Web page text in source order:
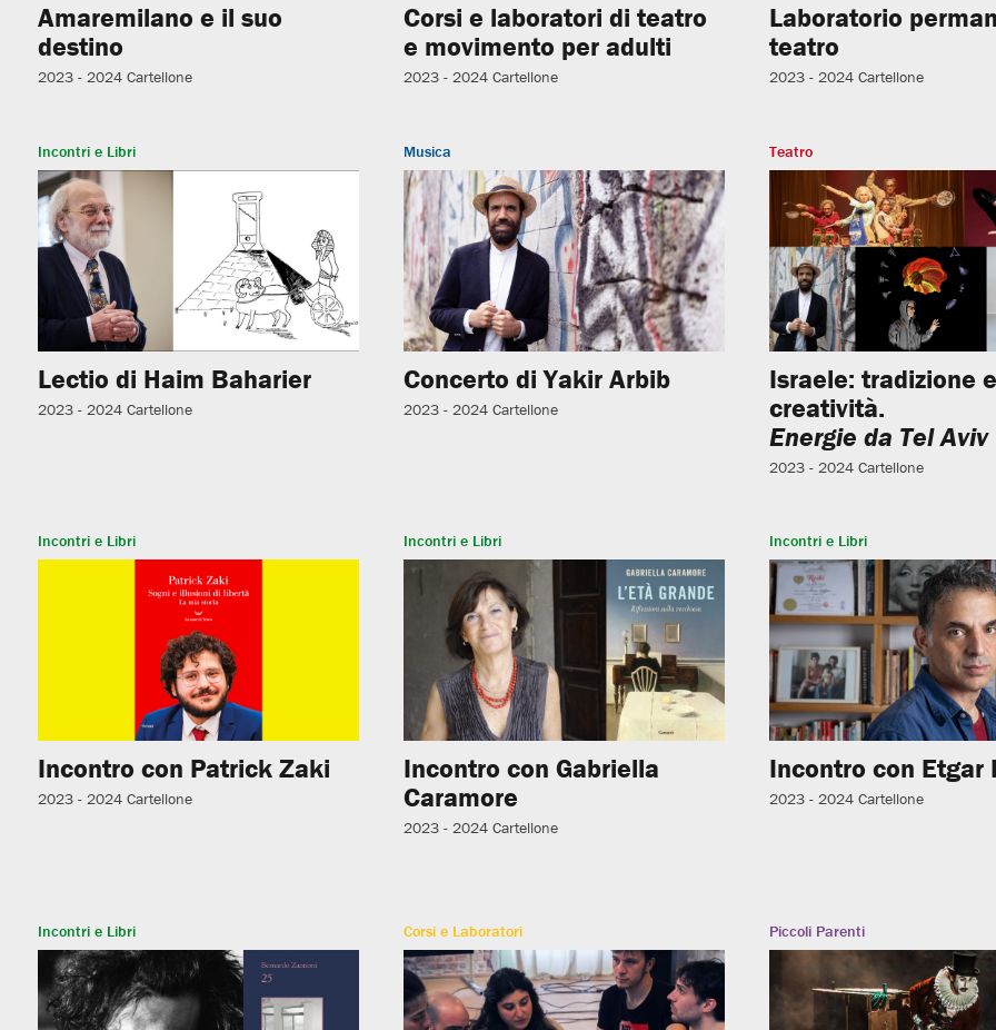
Amaremilano e il suo
destino
2023 - 2024 Cartellone
Corsi e laboratori di teatro
e movimento per adulti
2023 - 2024 Cartellone
Laboratorio
teatro
2023 - 2024 Cartellone
Incontri e Libri
Lectio di Haim Baharier
2023 - 2024 Cartellone
Musica
Concerto di Yakir Arbib
2023 - 2024 Cartellone
Teatro
Israele: tradizione
creatività.
Energie da Tel Aviv
2023 - 2024 Cartellone
Incontri e Libri
Incontro con Patrick Zaki
2023 - 2024 Cartellone
Incontri e Libri
Incontro con Gabriella
Caramore
2023 - 2024 Cartellone
Incontri e Libri
Incontro con Etgar
2023 - 2024 Cartellone
Incontri e Libri Corsi e Laboratori Piccoli Parenti